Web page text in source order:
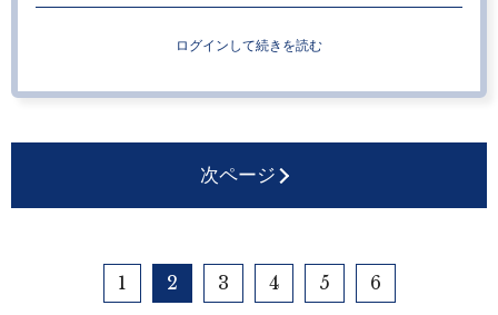
ログインして続きを読む
次ページ
1 2 3 4 5 6